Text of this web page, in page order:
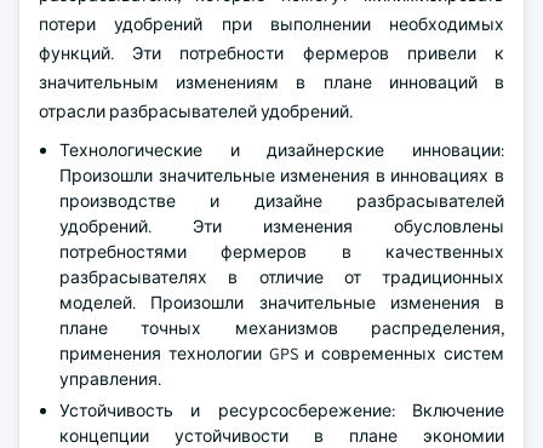
потери удобрений при выполнении необходимых
функций. Эти потребности фермеров привели к
значительным изменениям в плане инноваций в
отрасли разбрасывателей удобрений.
Технологические и дизайнерские инновации:
Произошли значительные изменения в инновациях в
производстве и дизайне разбрасывателей
удобрений. Эти изменения обусловлены
потребностями фермеров в качественных
разбрасывателях в отличие от традиционных
моделей. Произошли значительные изменения в
плане точных механизмов распределения,
применения технологии GPS и современных систем
управления.
Устойчивость и ресурсосбережение: Включение
концепции устойчивости в плане экономии